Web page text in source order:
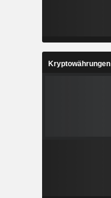
Kryptowährungen